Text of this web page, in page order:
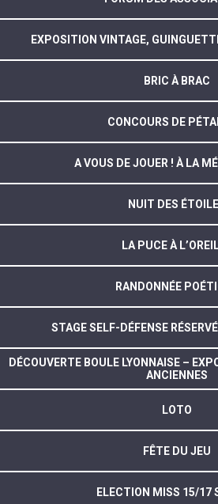
EXPOSITION VINTAGE,
BRIC À BRAC
CONCOURS DE
A VOUS DE JOUER ! À LA
NUIT DES
LA PUCE À
RANDONNÉE
STAGE SELF-DÉFENSE
DÉCOUVERTE BOULE LYONNAISE –
ANCIENNES
LOTO
FÊTE DU JEU
ELECTION MISS 15/17